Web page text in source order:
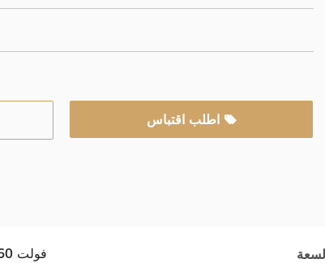
360 فولت